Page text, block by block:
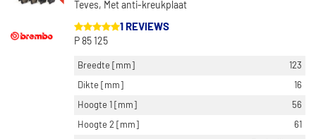
Teves, Met anti-kreukplaat
1 REVIEWS
P 85 125
Breedte [mm]
123
Dikte [mm]
16
Hoogte 1 [mm]
56
Hoogte 2 [mm]
61